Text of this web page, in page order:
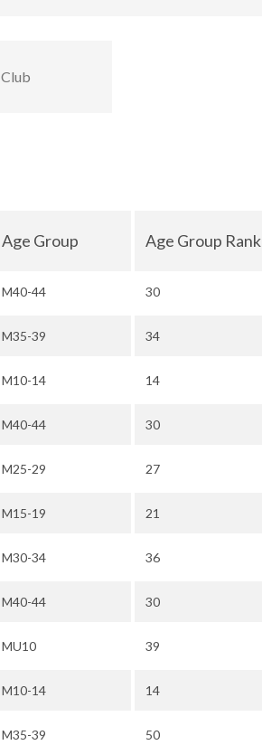
Club
Age Group Age Group Rank
M40-44 30
M35-39 34
M10-14 14
M40-44 30
M25-29 27
M15-19 21
M30-34 36
M40-44 30
MU10 39
M10-14 14
M35-39 50